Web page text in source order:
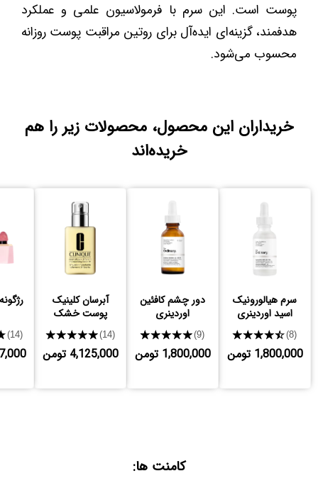
پوست است. این سرم با فرمولاسیون علمی و عملکرد
هدفمند، گزینه‌ای ایده‌آل برای روتین مراقبت پوست روزانه
محسوب می‌شود.
خریداران این محصول، محصولات زیر را هم
خریده‌اند
سرم هیالورونیک
اسید اوردینری
★★★★★(8)
1,800,000 تومن
دور چشم کافئین
اوردینری
★★★★★(9)
1,800,000 تومن
آبرسان کلینیک
پوست خشک
★★★★★(14)
4,125,000 تومن
(14)
کامنت ها: